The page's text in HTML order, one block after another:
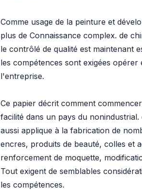
Comme usage de la peinture et
plus de Connaissance complex. de
le contrôlé de qualité est maintenant
les compétences sont exigées
l'entreprise.
Ce papier décrit comment
facilité dans un pays du
aussi applique à la fabrication de
encres, produits de beauté, colles et
renforcement de moquette,
Tout exigent de semblables
les compétences.